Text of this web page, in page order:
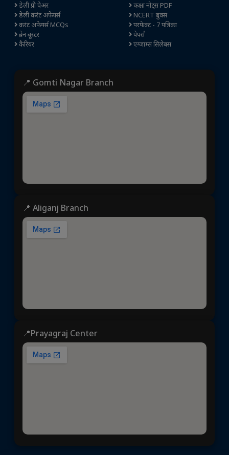
डेली प्री पेअर
डेली करंट अफेयर्स
करंट अफेयर्स MCQs
ब्रेन बूस्टर
कैरियर
कक्षा नोट्स PDF
NCERT बुक्स
परफेक्ट - 7 पत्रिका
पेपर्स
एग्जाम्स सिलेबस
📍 Gomti Nagar Branch
📍 Aliganj Branch
📍Prayagraj Center